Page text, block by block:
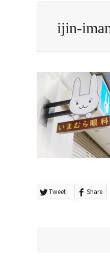
ijin-
Tweet Share